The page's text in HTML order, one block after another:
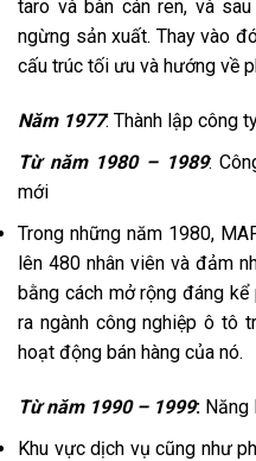
taro và bàn cán ren, và
ngừng sản xuất. Thay vào
cấu trúc tối ưu và hướng về
Năm 1977: Thành lập công
Từ năm 1980 – 1989:
mới
Trong những năm 1980,
lên 480 nhân viên và đảm
bằng cách mở rộng đáng
ra ngành công nghiệp ô tô
hoạt động bán hàng của nó.
Từ năm 1990 – 1999: Năng
Khu vực dịch vụ cũng như